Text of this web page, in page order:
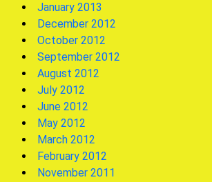
January 2013
December 2012
October 2012
September 2012
August 2012
July 2012
June 2012
May 2012
March 2012
February 2012
November 2011